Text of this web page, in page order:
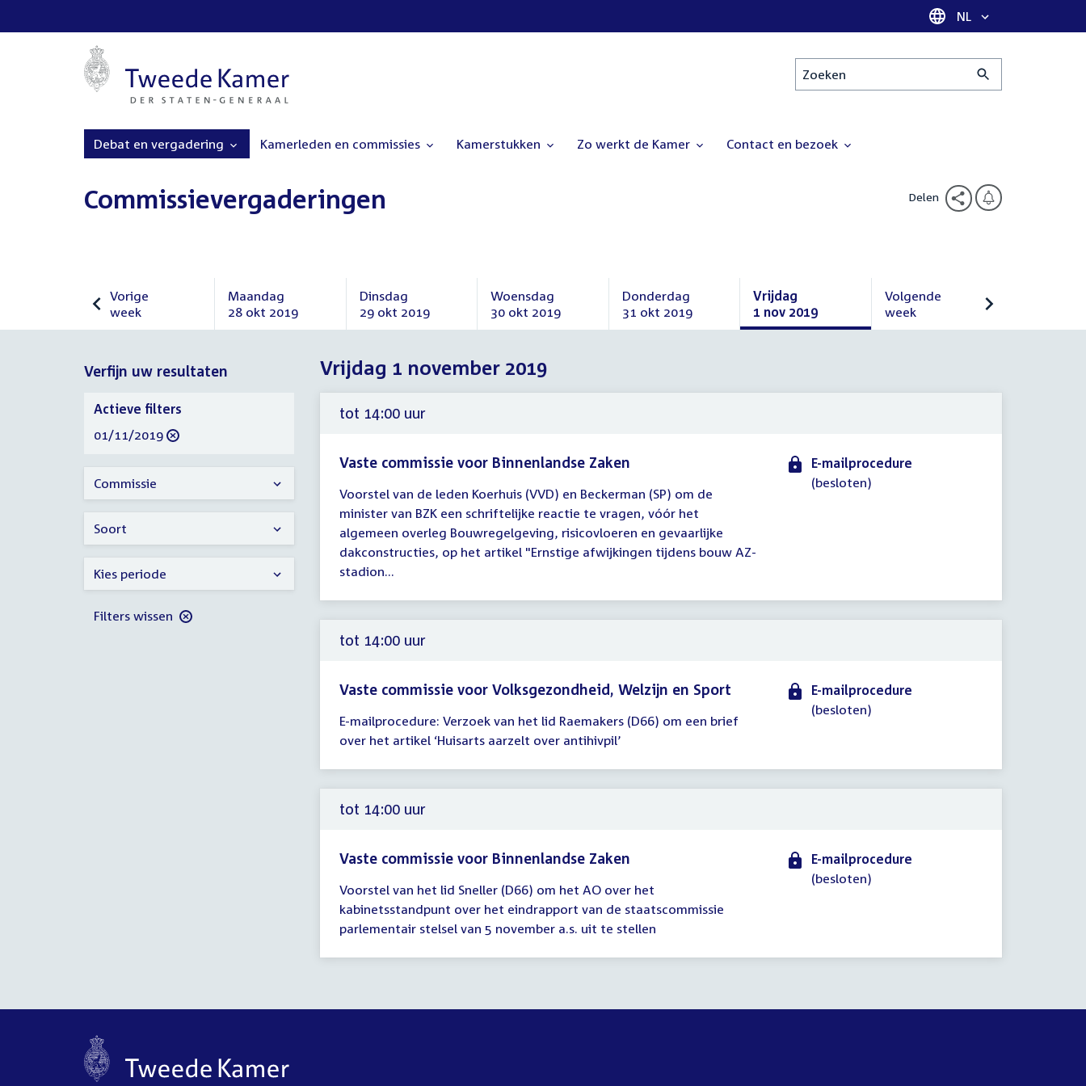
Taal selectie
NL
Zoeken
Debat en vergadering Kamerleden en commissies Kamerstukken Zo werkt de Kamer Contact en bezoek
Commissievergaderingen Delen
Vorige
week
Vorige
Maandag
28 okt 2019
Maandag
Dinsdag
29 okt 2019
Dinsdag
oktober
2019
Woensdag
30 okt 2019
Woensdag
oktober
2019
Donderdag
31 okt 2019
Donderdag
Vrijdag
1 nov 2019
Vrijdag
Volgende
week
Volgende
Vrijdag 1 november 2019
Verfijn uw resultaten
tot 14:00 uur
Vaste commissie voor Binnenlandse Zaken
vergadering
tot
14:00
uur
Voorstel van de leden Koerhuis (VVD) en Beckerman (SP) om de
minister van BZK een schriftelijke reactie te vragen, vóór het
algemeen overleg Bouwregelgeving, risicovloeren en gevaarlijke
dakconstructies, op het artikel "Ernstige afwijkingen tijdens bouw AZ-
stadion...
E-mailprocedure
(besloten)
tot 14:00 uur
Vaste commissie voor Volksgezondheid, Welzijn en Sport
vergadering
tot
14:00
uur
E-mailprocedure: Verzoek van het lid Raemakers (D66) om een brief
over het artikel ‘Huisarts aarzelt over antihivpil’
E-mailprocedure
(besloten)
tot 14:00 uur
Vaste commissie voor Binnenlandse Zaken
vergadering
tot
14:00
uur
Voorstel van het lid Sneller (D66) om het AO over het
kabinetsstandpunt over het eindrapport van de staatscommissie
parlementair stelsel van 5 november a.s. uit te stellen
E-mailprocedure
(besloten)
Verfijn
uw
resultaten
Actieve filters
verwijder
01/11/2019
Commissie
Soort
Kies periode
Filters wissen